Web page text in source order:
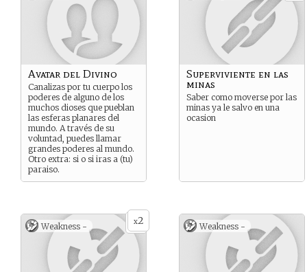
Avatar del Divino
Canalizas por tu cuerpo los
poderes de alguno de los
muchos dioses que pueblan
las esferas planares del
mundo. A través de su
voluntad, puedes llamar
grandes poderes al mundo.
Otro extra: si o si iras a (tu)
paraiso.
Superviviente en las
minas
Saber como moverse por las
minas ya le salvo en una
ocasion
x2
Weakness - Weakness -